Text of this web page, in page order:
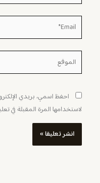
Email*
الموقع
احفظ اسمي، بريدي
لاستخدامها المرة المقبلة في